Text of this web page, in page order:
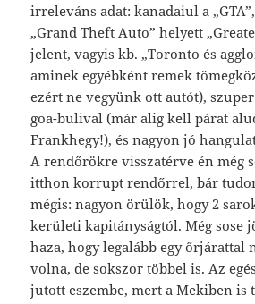
irreleváns adat: kanadaiul a
„Grand Theft Auto” helyett
jelent, vagyis kb. „Toronto és
aminek egyébként remek
ezért ne vegyünk ott autót),
goa-bulival (már alig kell párat
Frankhegy!), és nagyon jó
A rendőrökre visszatérve én még
itthon korrupt rendőrrel, bár
mégis: nagyon örülök, hogy 2
kerületi kapitányságtól. Még sose
haza, hogy legalább egy őrjárattal
volna, de sokszor többel is. Az
jutott eszembe, mert a Mekiben is